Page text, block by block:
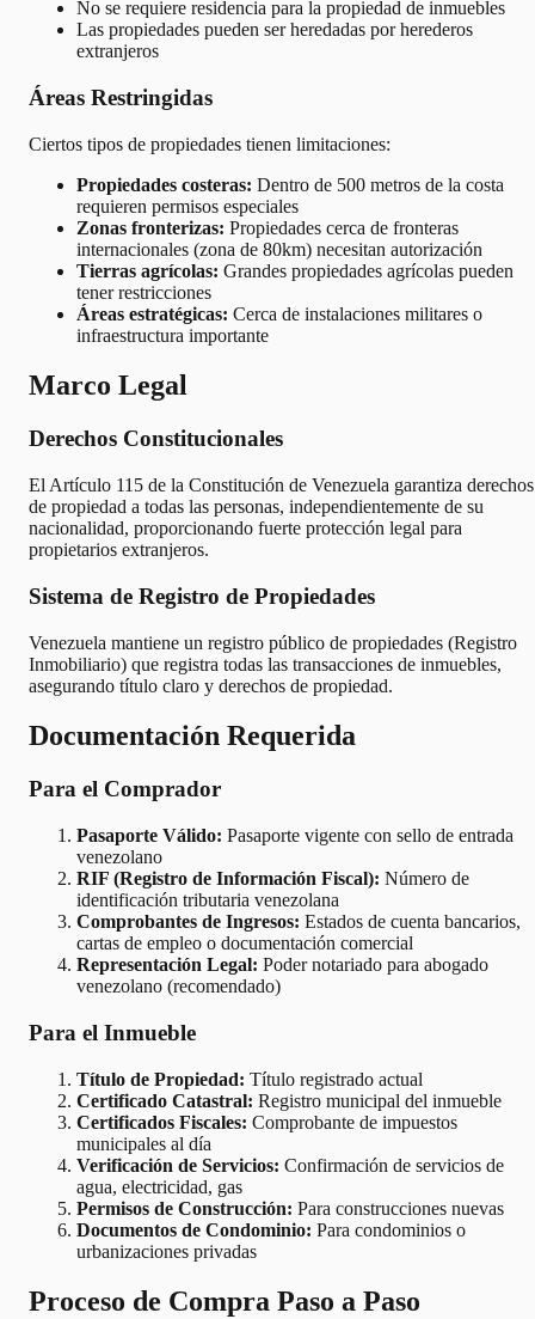
No se requiere residencia para la propiedad de inmuebles
Las propiedades pueden ser heredadas por herederos
extranjeros
Áreas Restringidas
Ciertos tipos de propiedades tienen limitaciones:
Propiedades costeras: Dentro de 500 metros de la costa
requieren permisos especiales
Zonas fronterizas: Propiedades cerca de fronteras
internacionales (zona de 80km) necesitan autorización
Tierras agrícolas: Grandes propiedades agrícolas pueden
tener restricciones
Áreas estratégicas: Cerca de instalaciones militares o
infraestructura importante
Marco Legal
Derechos Constitucionales
El Artículo 115 de la Constitución de Venezuela garantiza derechos
de propiedad a todas las personas, independientemente de su
nacionalidad, proporcionando fuerte protección legal para
propietarios extranjeros.
Sistema de Registro de Propiedades
Venezuela mantiene un registro público de propiedades (Registro
Inmobiliario) que registra todas las transacciones de inmuebles,
asegurando título claro y derechos de propiedad.
Documentación Requerida
Para el Comprador
Pasaporte Válido: Pasaporte vigente con sello de entrada
venezolano
RIF (Registro de Información Fiscal): Número de
identificación tributaria venezolana
Comprobantes de Ingresos: Estados de cuenta bancarios,
cartas de empleo o documentación comercial
Representación Legal: Poder notariado para abogado
venezolano (recomendado)
Para el Inmueble
Título de Propiedad: Título registrado actual
Certificado Catastral: Registro municipal del inmueble
Certificados Fiscales: Comprobante de impuestos
municipales al día
Verificación de Servicios: Confirmación de servicios de
agua, electricidad, gas
Permisos de Construcción: Para construcciones nuevas
Documentos de Condominio: Para condominios o
urbanizaciones privadas
Proceso de Compra Paso a Paso